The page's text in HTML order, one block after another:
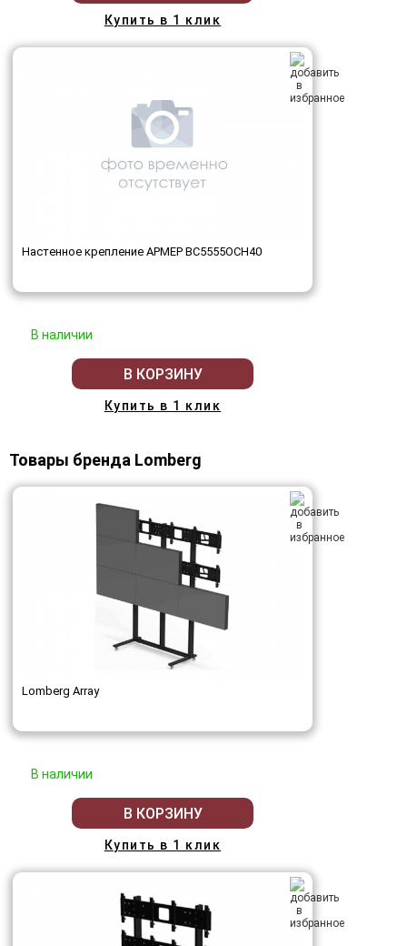
Купить в 1 клик
Настенное крепление АРМЕР ВС5555ОСН40
В наличии
В КОРЗИНУ
Купить в 1 клик
Товары бренда Lomberg
Lomberg Array
В наличии
В КОРЗИНУ
Купить в 1 клик